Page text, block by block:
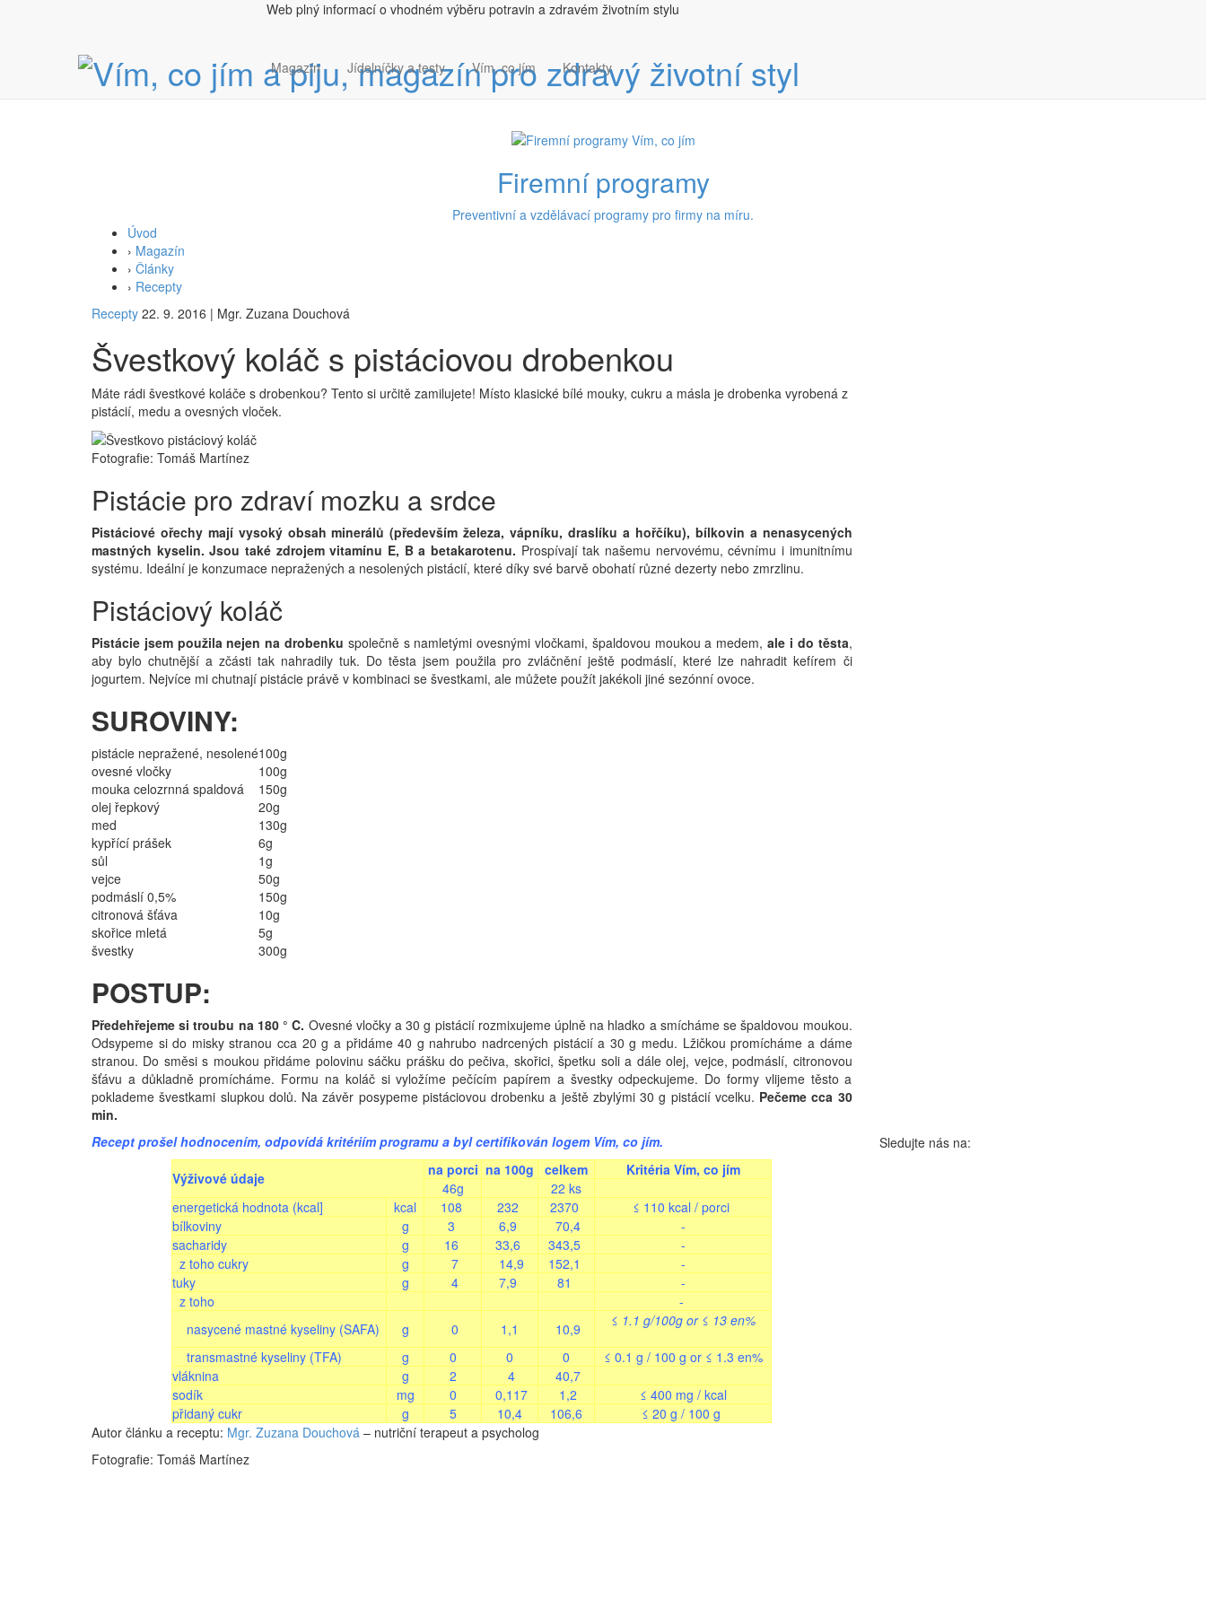
Web plný informací o vhodném výběru potravin a zdravém životním stylu
Magazín Jídelníčky a testy Vím, co jím Kontakty
Firemní programy
Preventivní a vzdělávací programy pro firmy na míru.
Úvod
› Magazín
› Články
› Recepty
Recepty 22. 9. 2016 | Mgr. Zuzana Douchová
Švestkový koláč s pistáciovou drobenkou
Máte rádi švestkové koláče s drobenkou? Tento si určitě zamilujete! Místo klasické bílé mouky, cukru a másla je drobenka vyrobená z
pistácií, medu a ovesných vloček.
Fotografie: Tomáš Martínez
Pistácie pro zdraví mozku a srdce
Pistáciové ořechy mají vysoký obsah minerálů (především železa, vápníku, draslíku a hořčíku), bílkovin a nenasycených
mastných kyselin. Jsou také zdrojem vitamínu E, B a betakarotenu. Prospívají tak našemu nervovému, cévnímu i imunitnímu
systému. Ideální je konzumace nepražených a nesolených pistácií, které díky své barvě obohatí různé dezerty nebo zmrzlinu.
Pistáciový koláč
Pistácie jsem použila nejen na drobenku společně s namletými ovesnými vločkami, špaldovou moukou a medem,ale i do těsta,
aby bylo chutnější a zčásti tak nahradily tuk. Do těsta jsem použila pro zvláčnění ještě podmáslí, které lze nahradit kefírem či
jogurtem. Nejvíce mi chutnají pistácie právě v kombinaci se švestkami, ale můžete použít jakékoli jiné sezónní ovoce.
SUROVINY:
pistácie nepražené, nesolené100g
ovesné vločky
100g
mouka celozrnná spaldová
150g
olej řepkový
20g
med
130g
kypřící prášek
6g
sůl
1g
vejce
50g
podmáslí 0,5%
150g
citronová šťáva
10g
skořice mletá
5g
švestky
300g
POSTUP:
Předehřejeme si troubu na 180 ° C. Ovesné vločky a 30 g pistácií rozmixujeme úplně na hladko a smícháme se špaldovou moukou.
Odsypeme si do misky stranou cca 20 g a přidáme 40 g nahrubo nadrcených pistácií a 30 g medu. Lžičkou promícháme a dáme
stranou. Do směsi s moukou přidáme polovinu sáčku prášku do pečiva, skořici, špetku soli a dále olej, vejce, podmáslí, citronovou
šťávu a důkladně promícháme. Formu na koláč si vyložíme pečícím papírem a švestky odpeckujeme. Do formy vlijeme těsto a
poklademe švestkami slupkou dolů. Na závěr posypeme pistáciovou drobenku a ještě zbylými 30 g pistácií vcelku. Pečeme cca 30
min.
Recept prošel hodnocením, odpovídá kritériím programu a byl certifikován logem Vím, co jím.
Výživové údaje na porci na 100g celkem
Kritéria Vím, co jím
46g
22 ks
energetická hodnota (kcal]
kcal 108 232 2370
≤ 110 kcal / porci
bílkoviny
g 3 6,9 70,4
-
sacharidy
g 16 33,6 343,5
-
z toho cukry
g 7 14,9 152,1
-
tuky
g 4 7,9 81
-
z toho
-
nasycené mastné kyseliny (SAFA)
g 0 1,1 10,9 ≤ 1.1 g/100g or ≤ 13 en%
transmastné kyseliny (TFA) g 0 0 0
≤ 0.1 g / 100 g or ≤ 1.3 en%
vláknina
g 2 4
40,7
sodík
mg 0 0,117 1,2
≤ 400 mg / kcal
přidaný cukr
g 5 10,4 106,6
≤ 20 g / 100 g
Autor článku a receptu: Mgr. Zuzana Douchová – nutriční terapeut a psycholog
Fotografie: Tomáš Martínez
Sledujte nás na: